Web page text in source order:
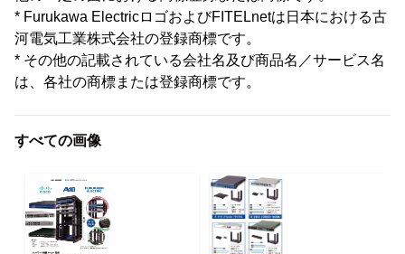
* Furukawa ElectricロゴおよびFITELnetは日本における古
河電気工業株式会社の登録商標です。
* その他の記載されている会社名及び商品名／サービス名
は、各社の商標または登録商標です。
すべての画像